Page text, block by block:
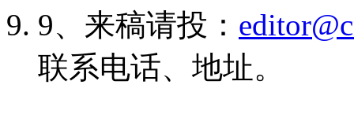
9、来稿请投：
联系电话、地址。